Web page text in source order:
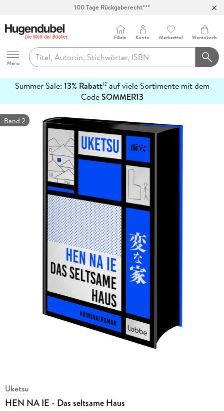
100 Tage Rückgaberecht***
Hugendubel
Menu
Filiale Konto Merkzettel Warenkorb
Summer Sale: 13% Rabatt12auf viele Sortimente mit dem
CodeSOMMER13
erfahren
Band 2
Uketsu
HEN NA IE - Das seltsame Haus